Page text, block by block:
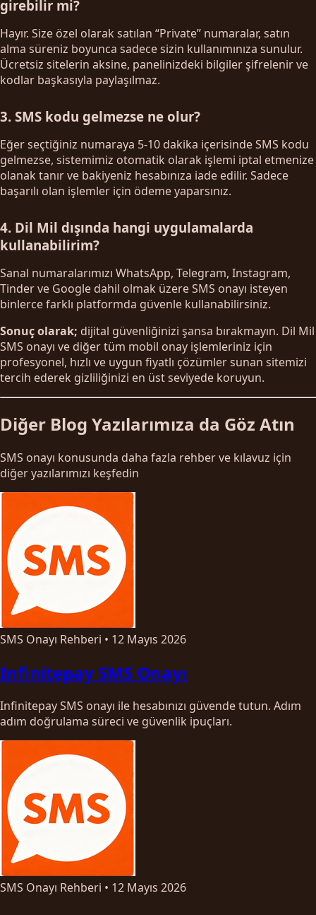
girebilir mi?
Hayır. Size özel olarak satılan “Private” numaralar, satın
alma süreniz boyunca sadece sizin kullanımınıza sunulur.
Ücretsiz sitelerin aksine, panelinizdeki bilgiler şifrelenir ve
kodlar başkasıyla paylaşılmaz.
3. SMS kodu gelmezse ne olur?
Eğer seçtiğiniz numaraya 5-10 dakika içerisinde SMS kodu
gelmezse, sistemimiz otomatik olarak işlemi iptal etmenize
olanak tanır ve bakiyeniz hesabınıza iade edilir. Sadece
başarılı olan işlemler için ödeme yaparsınız.
4. Dil Mil dışında hangi uygulamalarda
kullanabilirim?
Sanal numaralarımızı WhatsApp, Telegram, Instagram,
Tinder ve Google dahil olmak üzere SMS onayı isteyen
binlerce farklı platformda güvenle kullanabilirsiniz.
Sonuç olarak; dijital güvenliğinizi şansa bırakmayın. Dil Mil
SMS onayı ve diğer tüm mobil onay işlemleriniz için
profesyonel, hızlı ve uygun fiyatlı çözümler sunan sitemizi
tercih ederek gizliliğinizi en üst seviyede koruyun.
Diğer Blog Yazılarımıza da Göz Atın
SMS onayı konusunda daha fazla rehber ve kılavuz için
diğer yazılarımızı keşfedin
SMS Onayı Rehberi • 12 Mayıs 2026
Infinitepay SMS Onayı
Infinitepay SMS onayı ile hesabınızı güvende tutun. Adım
adım doğrulama süreci ve güvenlik ipuçları.
SMS Onayı Rehberi • 12 Mayıs 2026